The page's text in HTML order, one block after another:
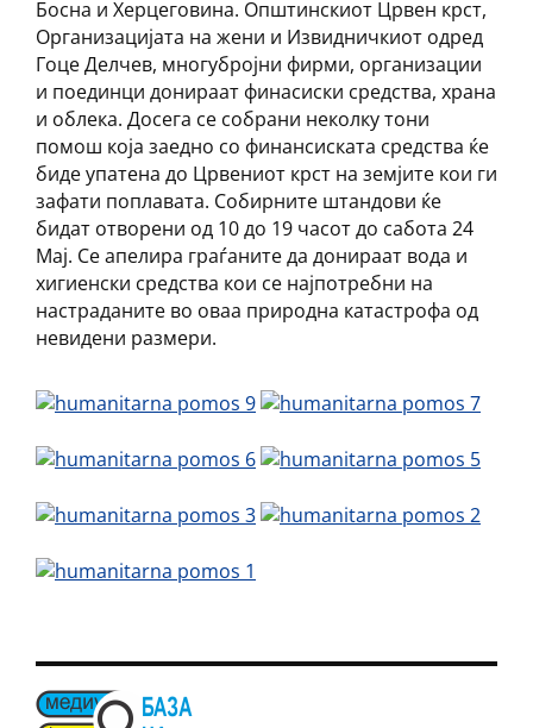
Босна и Херцеговина. Општинскиот Црвен крст,
Организацијата на жени и Извидничкиот одред
Гоце Делчев, многубројни фирми, организации
и поединци донираат финасиски средства, храна
и облека. Досега се собрани неколку тони
помош која заедно со финансиската средства ќе
биде упатена до Црвениот крст на земјите кои ги
зафати поплавата. Собирните штандови ќе
бидат отворени од 10 до 19 часот до сабота 24
Мај. Се апелира граѓаните да донираат вода и
хигиенски средства кои се најпотребни на
настраданите во оваа природна катастрофа од
невидени размери.